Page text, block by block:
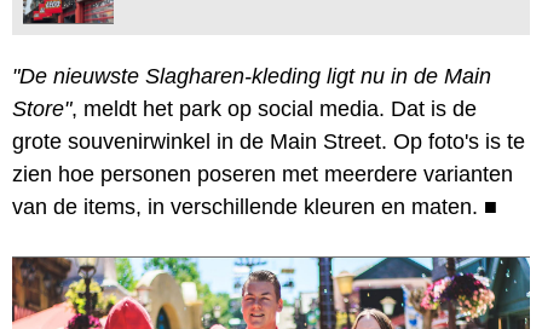
"De nieuwste Slagharen-kleding ligt nu in de Main
Store", meldt het park op social media. Dat is de
grote souvenirwinkel in de Main Street. Op foto's is te
zien hoe personen poseren met meerdere varianten
van de items, in verschillende kleuren en maten. ■